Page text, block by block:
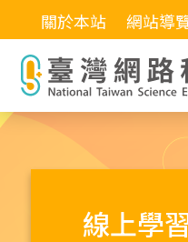
關於本站 網站導
線上學